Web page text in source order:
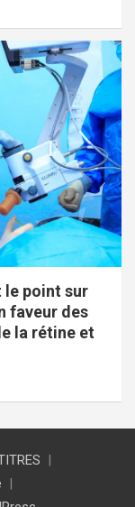
le point sur
faveur des
la rétine et